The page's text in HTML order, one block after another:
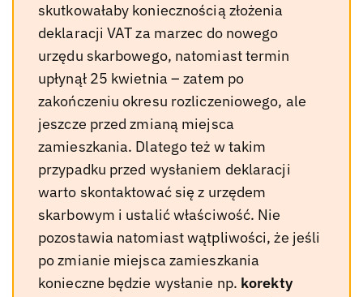
skutkowałaby koniecznością złożenia
deklaracji VAT za marzec do nowego
urzędu skarbowego, natomiast termin
upłynął 25 kwietnia – zatem po
zakończeniu okresu rozliczeniowego, ale
jeszcze przed zmianą miejsca
zamieszkania. Dlatego też w takim
przypadku przed wysłaniem deklaracji
warto skontaktować się z urzędem
skarbowym i ustalić właściwość. Nie
pozostawia natomiast wątpliwości, że jeśli
po zmianie miejsca zamieszkania
konieczne będzie wysłanie np. korekty